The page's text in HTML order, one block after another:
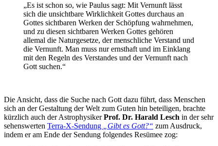
„Es ist schon so, wie Paulus sagt: Mit Vernunft lässt
sich die unsichtbare Wirklichkeit Gottes durchaus an
Gottes sichtbaren Werken der Schöpfung wahrnehmen,
und zu diesen sichtbaren Werken Gottes gehören
allemal die Naturgesetze, der menschliche Verstand und
die Vernunft. Man muss nur ernsthaft und im Einklang
mit den Regeln des Verstandes und der Vernunft nach
Gott suchen.“
Die Ansicht, dass die Suche nach Gott dazu führt, dass Menschen
sich an der Gestaltung der Welt zum Guten hin beteiligen, brachte
kürzlich auch der AstrophysikerProf. Dr. Harald Lesch in der sehr
sehenswerten Terra-X-Sendung „Gibt es Gott?“ zum Ausdruck,
indem er am Ende der Sendung folgendes Resümee zog: